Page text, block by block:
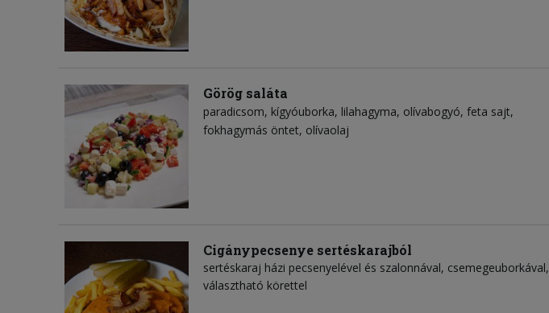
Görög saláta
paradicsom kígyóuborka lilahagyma olívabogyó feta sajt
fokhagymás öntet olívaolaj
Cigánypecsenye sertéskarajból
sertéskaraj házi pecsenyelével és szalonnával, csemegeuborkával,
választható körettel